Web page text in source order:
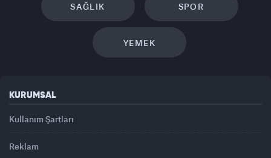
SAĞLIK SPOR
YEMEK
KURUMSAL
Kullanım Şartları
Reklam